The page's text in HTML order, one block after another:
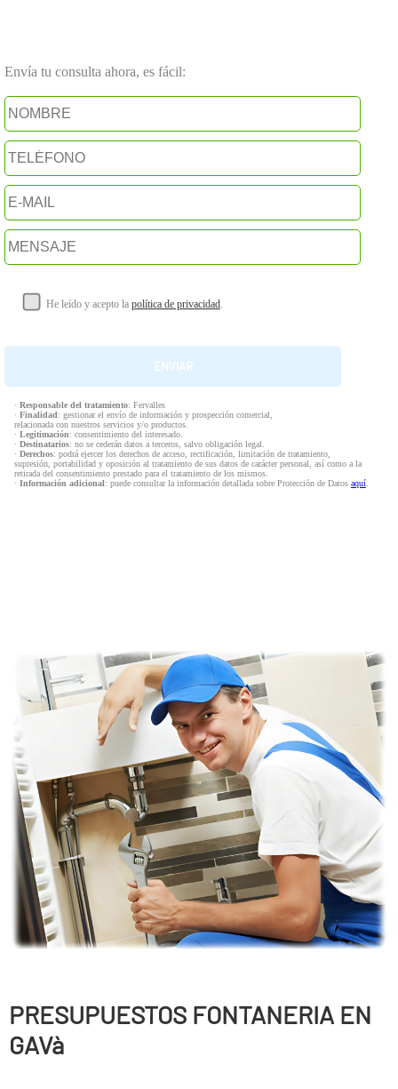
Envía tu consulta ahora, es fácil:
He leído y acepto la política de privacidad.
· Responsable del tratamiento: Fervalles
· Finalidad: gestionar el envío de información y prospección comercial,
relacionada con nuestros servicios y/o productos.
· Legitimación: consentimiento del interesado.
· Destinatarios: no se cederán datos a terceros, salvo obligación legal.
· Derechos: podrá ejercer los derechos de acceso, rectificación, limitación de tratamiento,
supresión, portabilidad y oposición al tratamiento de sus datos de carácter personal, así como a la
retirada del consentimiento prestado para el tratamiento de los mismos.
· Información adicional: puede consultar la información detallada sobre Protección de Datos aquí.
PRESUPUESTOS FONTANERIA EN
GAVà